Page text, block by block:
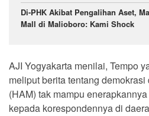
Di-PHK Akibat Pengalihan Aset,
Mall di Malioboro: Kami Shock
AJI Yogyakarta menilai, Tempo
meliput berita tentang
(HAM) tak mampu
kepada korespondennya di